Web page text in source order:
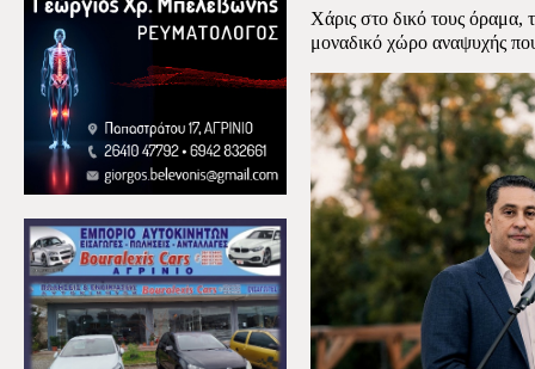
Χάρις στο δικό τους όραμα,
μοναδικό χώρο αναψυχής